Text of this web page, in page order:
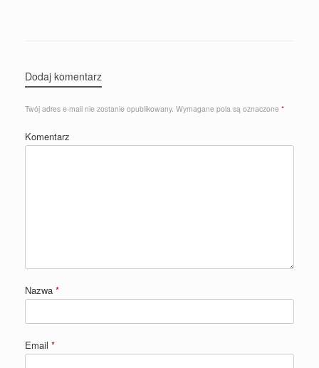
Dodaj komentarz
Twój adres e-mail nie zostanie opublikowany. Wymagane pola są oznaczone *
Komentarz
Nazwa *
Email *